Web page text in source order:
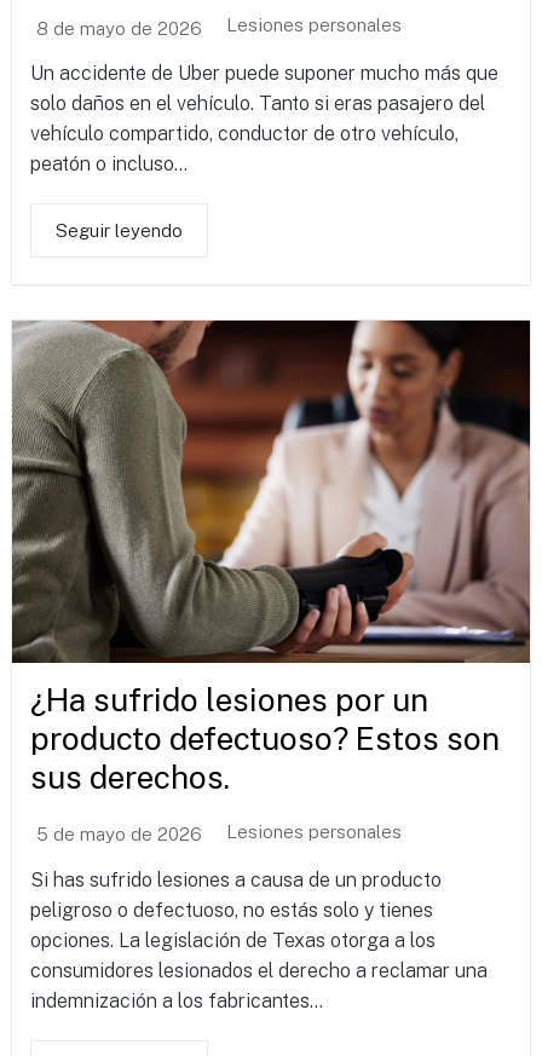
8 de mayo de 2026 Lesiones personales
Un accidente de Uber puede suponer mucho más que
solo daños en el vehículo. Tanto si eras pasajero del
vehículo compartido, conductor de otro vehículo,
peatón o incluso...
Seguir leyendo
¿Ha sufrido lesiones por un
producto defectuoso? Estos son
sus derechos.
5 de mayo de 2026 Lesiones personales
Si has sufrido lesiones a causa de un producto
peligroso o defectuoso, no estás solo y tienes
opciones. La legislación de Texas otorga a los
consumidores lesionados el derecho a reclamar una
indemnización a los fabricantes...